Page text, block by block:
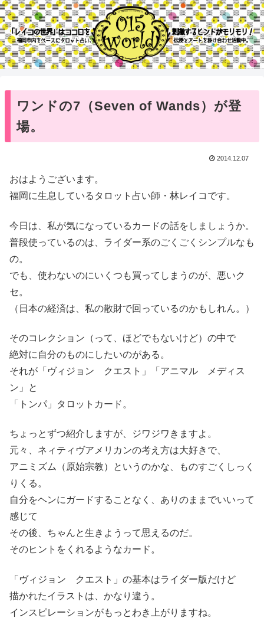
ワンドの7（Seven of Wands）が登
場。
2014.12.07
おはようございます。
福岡に生息しているタロット占い師・林レイコです。
今日は、私が気になっているカードの話をしましょうか。
普段使っているのは、ライダー系のごくごくシンプルなも
の。
でも、使わないのにいくつも買ってしまうのが、悪いク
セ。
（日本の経済は、私の散財で回っているのかもしれん。）
そのコレクション（って、ほどでもないけど）の中で
絶対に自分のものにしたいのがある。
それが「ヴィジョン クエスト」「アニマル メディス
ン」と
「トンパ」タロットカード。
ちょっとずつ紹介しますが、ジワジワきますよ。
元々、ネィティヴアメリカンの考え方は大好きで、
アニミズム（原始宗教）というのかな、ものすごくしっく
りくる。
自分をヘンにガードすることなく、ありのままでいいって
感じて
その後、ちゃんと生きようって思えるのだ。
そのヒントをくれるようなカード。
「ヴィジョン クエスト」の基本はライダー版だけど
描かれたイラストは、かなり違う。
インスピレーションがもっとわき上がりますね。